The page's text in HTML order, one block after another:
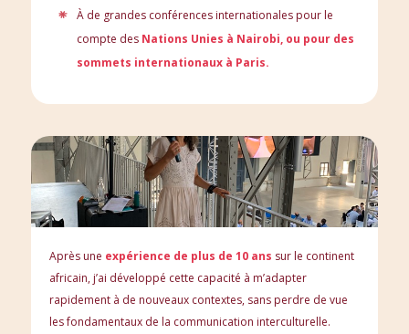
À de grandes conférences internationales pour le
compte desNations Unies à Nairobi, ou pour des
sommets internationaux à Paris.
Après une expérience de plus de 10 ans sur le continent
africain, j’ai développé cette capacité à m’adapter
rapidement à de nouveaux contextes, sans perdre de vue
les fondamentaux de la communication interculturelle.